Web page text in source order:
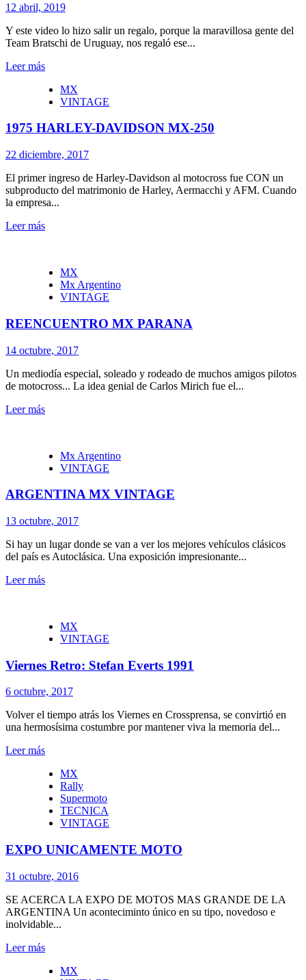
12 abril, 2019
Y este video lo hizo salir un regalo, porque la maravillosa gente del
Team Bratschi de Uruguay, nos regaló ese...
Leer más
MX
VINTAGE
1975 HARLEY-DAVIDSON MX-250
22 diciembre, 2017
El primer ingreso de Harley-Davidson al motocross fue CON un
subproducto del matrimonio de Harley, Aermacchi y AFM. Cuando
la empresa...
Leer más
MX
Mx Argentino
VINTAGE
REENCUENTRO MX PARANA
14 octubre, 2017
Un mediodía especial, soleado y rodeado de muchos amigos pilotos
de motocross... La idea genial de Carlos Mirich fue el...
Leer más
Mx Argentino
VINTAGE
ARGENTINA MX VINTAGE
13 octubre, 2017
Si hay un lugar donde se van a ver los mejores vehículos clásicos
del país es Autoclásica. Una exposición impresionante...
Leer más
MX
VINTAGE
Viernes Retro: Stefan Everts 1991
6 octubre, 2017
Volver el tiempo atrás los Viernes en Crossprensa, se convirtió en
una hermosísima costumbre por mantener viva la memoria del...
Leer más
MX
Rally
Supermoto
TECNICA
VINTAGE
EXPO UNICAMENTE MOTO
31 octubre, 2016
SE ACERCA LA EXPO DE MOTOS MAS GRANDE DE LA
ARGENTINA Un aconteciminto único en su tipo, novedoso e
inolvidable...
Leer más
MX